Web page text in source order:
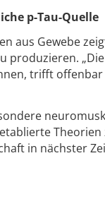
p-Tau-Quelle
aus Gewebe
produzieren.
trifft offenbar
Theorien
in nächster